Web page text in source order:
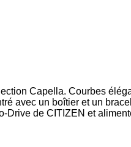
Capella. Courbes
avec un boîtier et un
de CITIZEN et